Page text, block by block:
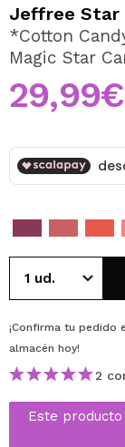
Al crear una
tus compras
Jeffree Star
*Cotton
Magic Star
29,99€
¡Confirma tu pedido
almacén hoy!
2
Este producto